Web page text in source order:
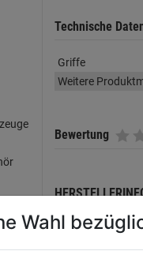
Technische
Griffe
Weitere
Bewertung
Wahl